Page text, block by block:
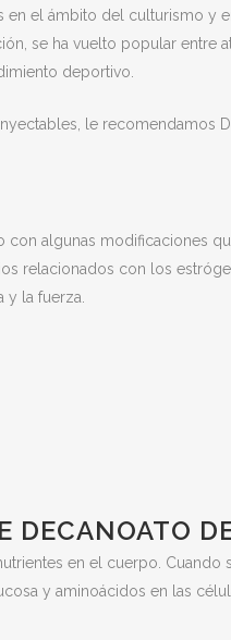
el ámbito del culturismo y
se ha vuelto popular entre
deportivo.
le recomendamos
algunas modificaciones
relacionados con los
la fuerza.
DECANOATO
en el cuerpo.
y aminoácidos en las